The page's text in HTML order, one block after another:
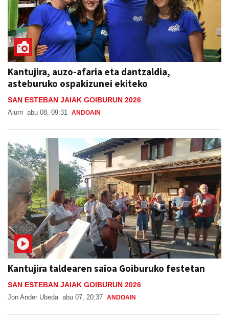
Kantujira, auzo-afaria eta dantzaldia,
asteburuko ospakizunei ekiteko
SAN ESTEBAN JAIAK GOIBURUN 2026
Aiurri abu 08, 09:31 ANDOAIN
Kantujira taldearen saioa Goiburuko festetan
SAN ESTEBAN JAIAK GOIBURUN 2026
Jon Ander Ubeda abu 07, 20:37 ANDOAIN